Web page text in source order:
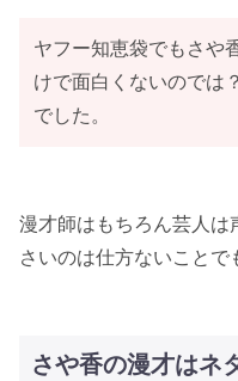
ヤフー知恵袋でもさや
けで面白くないのでは
でした。
漫才師はもちろん芸人は
さいのは仕方ないことで
さや香の漫才はネ